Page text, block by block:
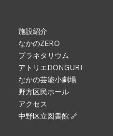
施設紹介
なかのZERO
プラネタリウム
アトリエDONGURI
なかの芸能小劇場
野方区民ホール
アクセス
中野区立図書館 🔗